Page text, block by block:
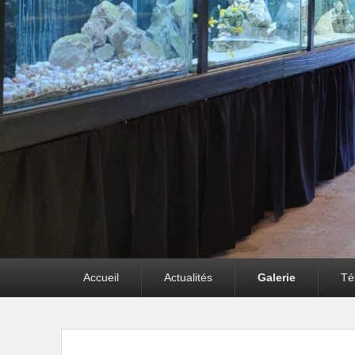
Accueil Actualités Galerie